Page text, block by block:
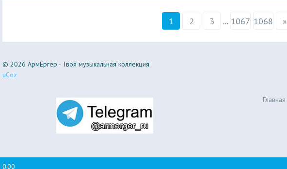
1 2 3 ... 1067 1068 »
© 2026 АрмЕргер - Твоя музыкальная коллекция.
uCoz
Главная
0:00